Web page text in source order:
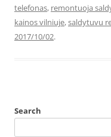
telefonas, remontuoja
kainos vilniuje,saldytuvu
2017/10/02.
Search